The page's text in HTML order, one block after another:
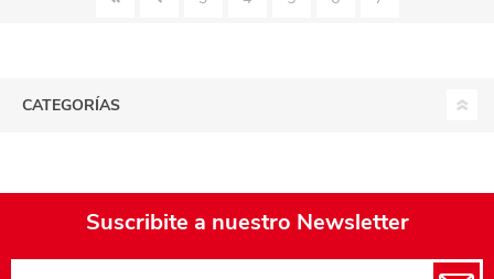
CATEGORÍAS
Suscribite a nuestro Newsletter